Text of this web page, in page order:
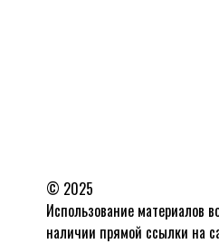
© 2025
Использование материалов
наличии прямой ссылки на